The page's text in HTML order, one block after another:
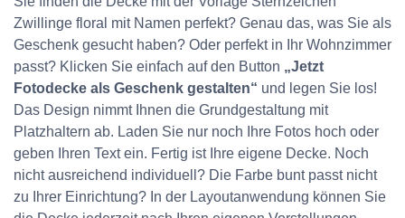
Zwillinge floral mit Namen perfekt? Genau das, was Sie als
Geschenk gesucht haben? Oder perfekt in Ihr Wohnzimmer
passt? Klicken Sie einfach auf den Button „Jetzt
Fotodecke als Geschenk gestalten“ und legen Sie los!
Das Design nimmt Ihnen die Grundgestaltung mit
Platzhaltern ab. Laden Sie nur noch Ihre Fotos hoch oder
geben Ihren Text ein. Fertig ist Ihre eigene Decke. Noch
nicht ausreichend individuell? Die Farbe bunt passt nicht
zu Ihrer Einrichtung? In der Layoutanwendung können Sie